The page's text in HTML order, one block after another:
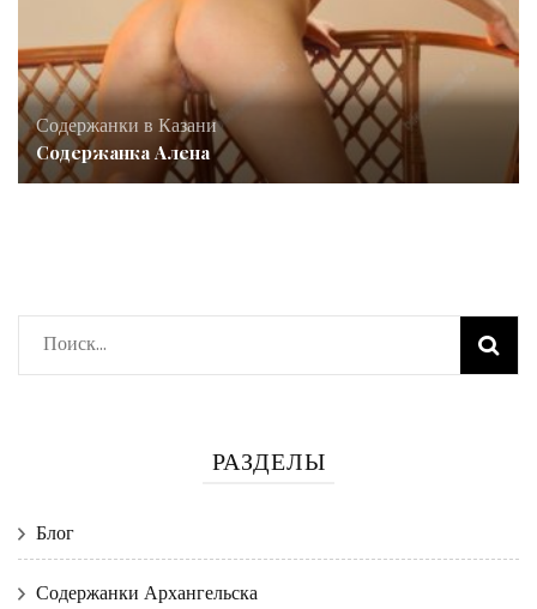
Содержанки в Казани
Содержанка Алена
Найти:
РАЗДЕЛЫ
Блог
Содержанки Архангельска